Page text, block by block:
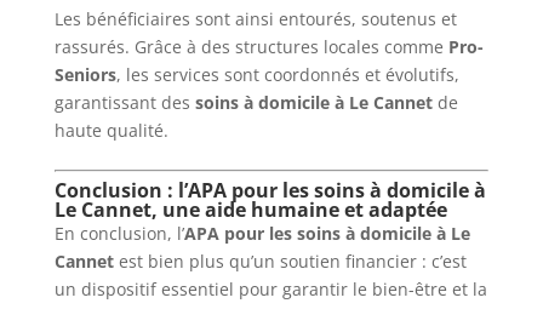
Les bénéficiaires sont ainsi entourés, soutenus et
rassurés. Grâce à des structures locales comme Pro-
Seniors, les services sont coordonnés et évolutifs,
garantissant des soins à domicile à Le Cannetde
haute qualité.
Conclusion : l’APA pour les soins à domicile à
Le Cannet, une aide humaine et adaptée
En conclusion, l’APA pour les soins à domicile à Le
Cannetest bien plus qu’un soutien financier : c’est
un dispositif essentiel pour garantir le bien-être et la